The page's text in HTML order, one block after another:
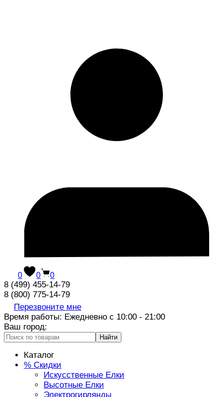
0 0 0
8 (499) 455-14-79
8 (800) 775-14-79
Перезвоните мне
Время работы: Ежедневно с 10:00 - 21:00
Ваш город:
Найти
Каталог
% Скидки
Искусственные Елки
Высотные Елки
Электрогирлянды